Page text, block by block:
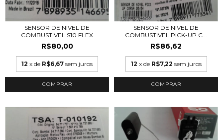
SENSOR DE NIVEL DE
COMBUSTIVEL S10 FLEX
R$80,00
12 x de R$6,67 sem juros
SENSOR DE NIVEL DE
COMBUSTIVEL PICK-UP C...
R$86,62
12 x de R$7,22 sem juros